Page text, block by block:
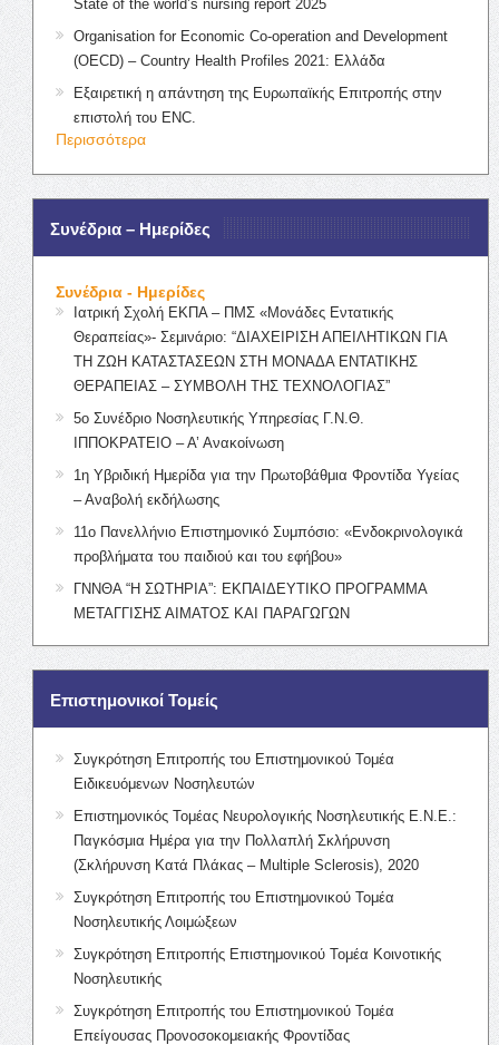
State of the world’s nursing report 2025
Organisation for Economic Co-operation and Development
(OECD) – Country Health Profiles 2021: Ελλάδα
Εξαιρετική η απάντηση της Ευρωπαϊκής Επιτροπής στην
επιστολή του ENC.
Περισσότερα
Συνέδρια – Ημερίδες
Συνέδρια - Ημερίδες
Ιατρική Σχολή ΕΚΠΑ – ΠΜΣ «Μονάδες Εντατικής
Θεραπείας»- Σεμινάριο: “ΔΙΑΧΕΙΡΙΣΗ ΑΠΕΙΛΗΤΙΚΩΝ ΓΙΑ
ΤΗ ΖΩΗ ΚΑΤΑΣΤΑΣΕΩΝ ΣΤΗ ΜΟΝΑΔΑ ΕΝΤΑΤΙΚΗΣ
ΘΕΡΑΠΕΙΑΣ – ΣΥΜΒΟΛΗ ΤΗΣ ΤΕΧΝΟΛΟΓΙΑΣ”
5ο Συνέδριο Νοσηλευτικής Υπηρεσίας Γ.Ν.Θ.
ΙΠΠΟΚΡΑΤΕΙΟ – Α’ Ανακοίνωση
1η Υβριδική Ημερίδα για την Πρωτοβάθμια Φροντίδα Υγείας
– Αναβολή εκδήλωσης
11ο Πανελλήνιο Επιστημονικό Συμπόσιο: «Ενδοκρινολογικά
προβλήματα του παιδιού και του εφήβου»
ΓΝΝΘΑ “Η ΣΩΤΗΡΙΑ”: ΕΚΠΑΙΔΕΥΤΙΚΟ ΠΡΟΓΡΑΜΜΑ
ΜΕΤΑΓΓΙΣΗΣ ΑΙΜΑΤΟΣ ΚΑΙ ΠΑΡΑΓΩΓΩΝ
Επιστημονικοί Τομείς
Συγκρότηση Επιτροπής του Επιστημονικού Τομέα
Ειδικευόμενων Νοσηλευτών
Επιστημονικός Τομέας Νευρολογικής Νοσηλευτικής Ε.Ν.Ε.:
Παγκόσμια Ημέρα για την Πολλαπλή Σκλήρυνση
(Σκλήρυνση Κατά Πλάκας – Multiple Sclerosis), 2020
Συγκρότηση Επιτροπής του Επιστημονικού Τομέα
Νοσηλευτικής Λοιμώξεων
Συγκρότηση Επιτροπής Επιστημονικού Τομέα Κοινοτικής
Νοσηλευτικής
Συγκρότηση Επιτροπής του Επιστημονικού Τομέα
Επείγουσας Προνοσοκομειακής Φροντίδας